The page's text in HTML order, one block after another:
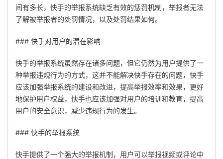
间有多长，快手的举报系统缺乏有效的惩罚机制，举报者无法
了解被举报者的处罚情况，以及处罚结果如何。
### 快手对用户的潜在影响
快手的举报系统虽然存在诸多问题，但它仍然为用户提供了一
种举报违规行为的方式，这并不能解决快手存在的问题，快手
应该加强举报系统的建设和改进，提高举报效率和效果，更好
地保护用户权益，快手也应该加强对用户的培训和教育，提高
用户的安全意识，减少违规行为的发生。
### 快手的举报系统
快手提供了一个强大的举报机制，用户可以举报视频或评论中